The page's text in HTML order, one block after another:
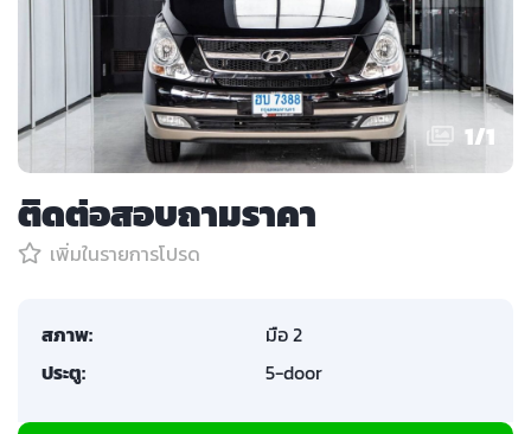
1/1
ติดต่อสอบถามราคา
เพิ่มในรายการโปรด
สภาพ:
มือ 2
ประตู:
5-door